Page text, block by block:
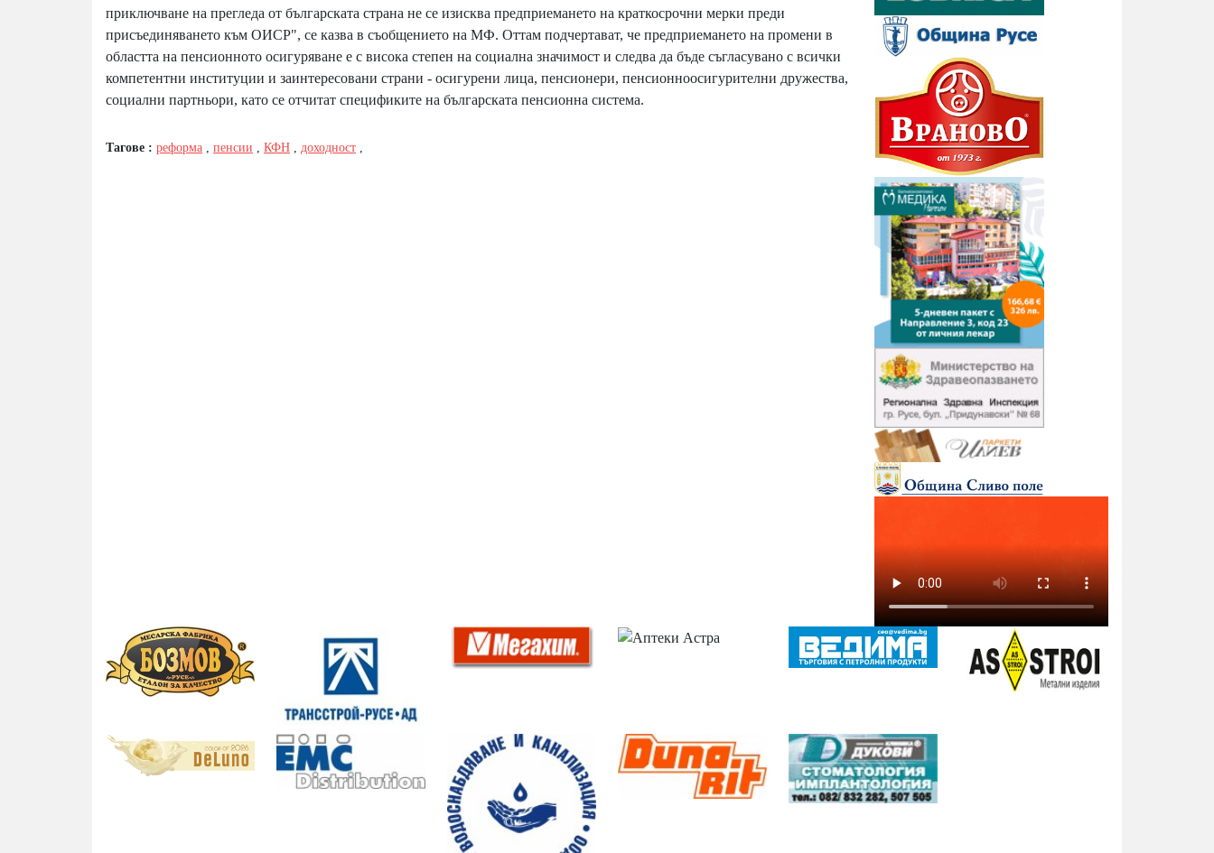
приключване на прегледа от българската страна не се изисква предприемането на краткосрочни мерки преди
присъединяването към ОИСР", се казва в съобщението на МФ. Оттам подчертават, че предприемането на промени в
областта на пенсионното осигуряване е с висока степен на социална значимост и следва да бъде съгласувано с всички
компетентни институции и заинтересовани страни - осигурени лица, пенсионери, пенсионноосигурителни дружества,
социални партньори, като се отчитат спецификите на българската пенсионна система.
Тагове : реформа пенсии КФН доходност